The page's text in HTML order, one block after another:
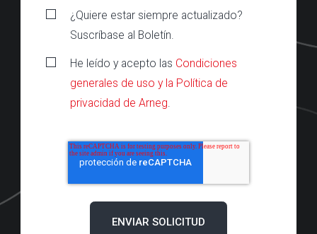
¿Quiere estar siempre actualizado?
Suscríbase al Boletín.
He leído y acepto las Condiciones
generales de uso y la Política de
privacidad de Arneg.